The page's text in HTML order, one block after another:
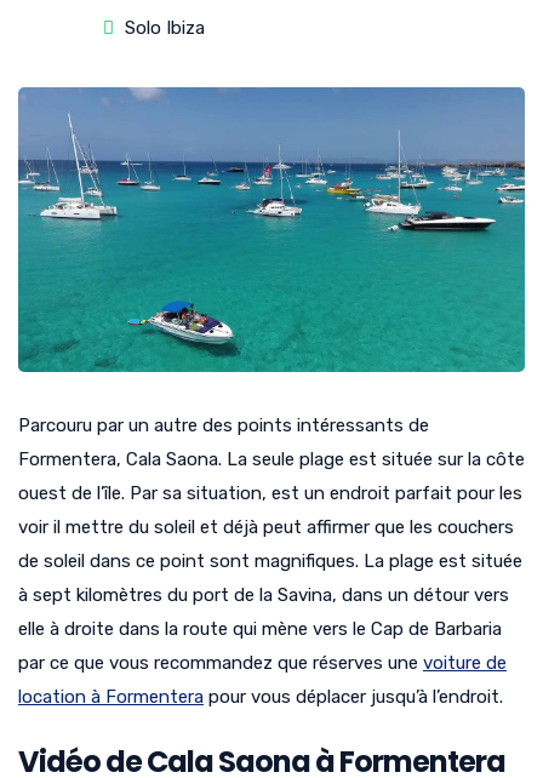
Solo Ibiza
Parcouru par un autre des points intéressants de
Formentera, Cala Saona. La seule plage est située sur la côte
ouest de l’île. Par sa situation, est un endroit parfait pour les
voir il mettre du soleil et déjà peut affirmer que les couchers
de soleil dans ce point sont magnifiques. La plage est située
à sept kilomètres du port de la Savina, dans un détour vers
elle à droite dans la route qui mène vers le Cap de Barbaria
par ce que vous recommandez que réserves une voiture de
location à Formentera pour vous déplacer jusqu’à l’endroit.
Vidéo de Cala Saona à Formentera